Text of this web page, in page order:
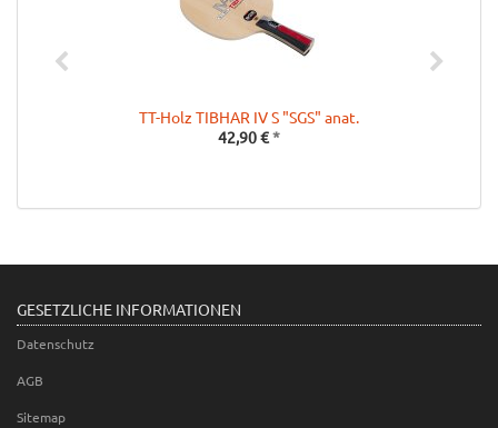
TT-Holz TIBHAR IV S "SGS" anat.
42,90 €*
GESETZLICHE INFORMATIONEN
Datenschutz
AGB
Sitemap